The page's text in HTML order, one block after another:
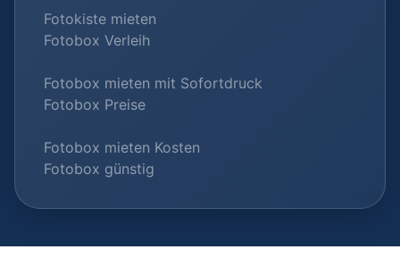
Fotokiste mieten
Fotobox Verleih
Fotobox mieten mit Sofortdruck
Fotobox Preise
Fotobox mieten Kosten
Fotobox günstig